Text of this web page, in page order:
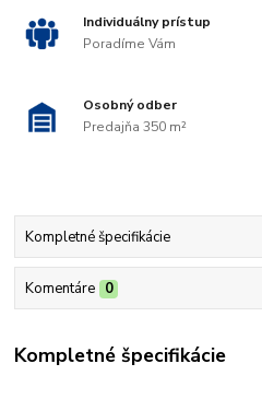
Individuálny prístup
Poradíme Vám
Osobný odber
Predajňa 350 m²
Kompletné špecifikácie
Komentáre 0
Kompletné špecifikácie